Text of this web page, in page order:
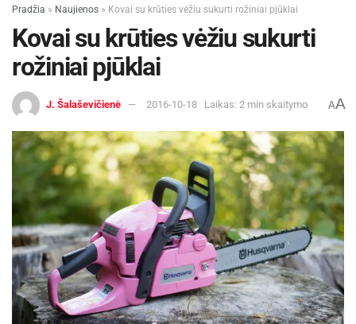
Pradžia » Naujienos » Kovai su krūties vėžiu sukurti rožiniai pjūklai
Kovai su krūties vėžiu sukurti
rožiniai pjūklai
J. Šalaševičienė 2016-10-18 Laikas: 2 min skaitymo AA